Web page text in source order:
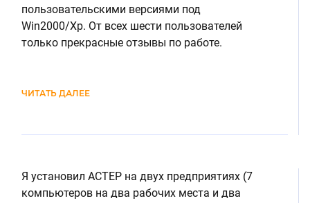
пользовательскими версиями под
Win2000/Xp. От всех шести пользователей
только прекрасные отзывы по работе.
ЧИТАТЬ ДАЛЕЕ
Я установил АСТЕР на двух предприятиях (7
компьютеров на два рабочих места и два